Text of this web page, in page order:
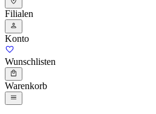
Filialen
Konto
Wunschlisten
Warenkorb